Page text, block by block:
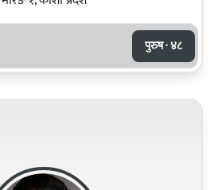
पुरुष · ४८